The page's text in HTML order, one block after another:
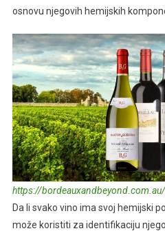
osnovu njegovih hemijskih
https://bordeauxandbeyond.com.au/
Da li svako vino ima svoj hemijski
može koristiti za identifikaciju